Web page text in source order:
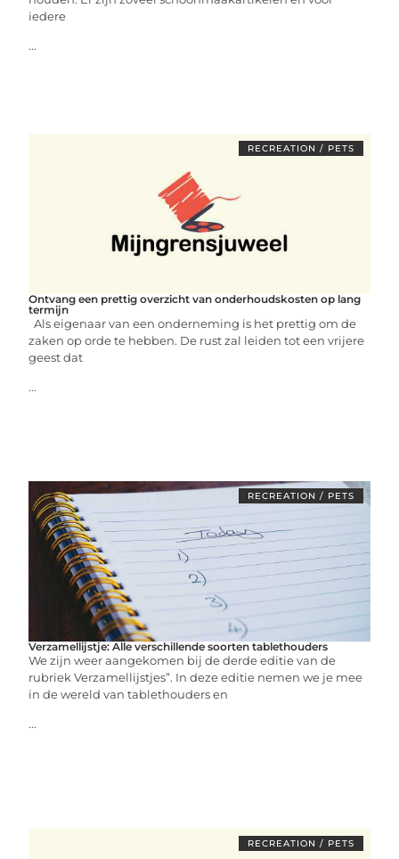
iedere
...
RECREATION / PETS
Ontvang een prettig overzicht van onderhoudskosten op lang
termijn
Als eigenaar van een onderneming is het prettig om de
zaken op orde te hebben. De rust zal leiden tot een vrijere
geest dat
...
RECREATION / PETS
Verzamellijstje: Alle verschillende soorten tablethouders
We zijn weer aangekomen bij de derde editie van de
rubriek Verzamellijstjes”. In deze editie nemen we je mee
in de wereld van tablethouders en
...
RECREATION / PETS